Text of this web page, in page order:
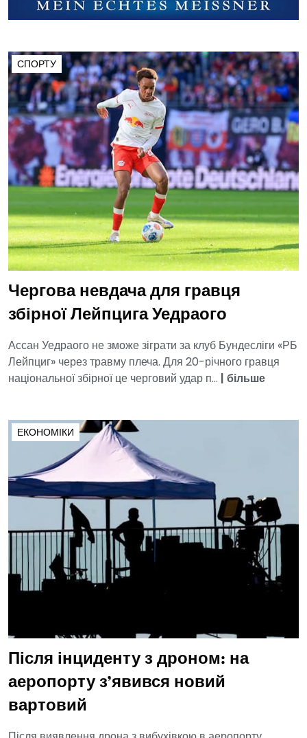
СПОРТУ
Чергова невдача для гравця
збірної Лейпцига Уедраого
Ассан Уедраого не зможе зіграти за клуб Бундесліги «РБ
Лейпциг» через травму плеча. Для 20-річного гравця
національної збірної це черговий удар п... | більше
ЕКОНОМІКИ
Після інциденту з дроном: на
аеропорту з’явився новий
вартовий